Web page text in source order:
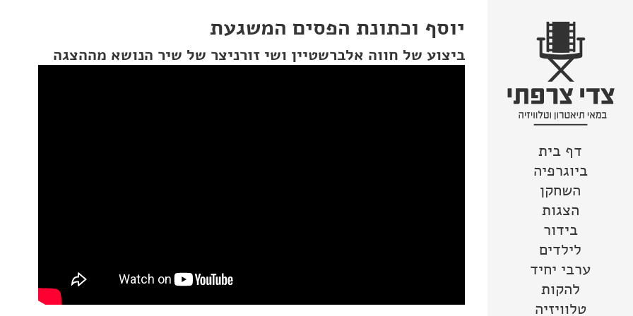
מפת האתר
הצהרת נגישות
לדלג לתוכןדף בית
ביוגרפיה
השחקן
הצגות
בידור
לילדים
ערבי יחיד
להקות
טלוויזיה
יוסף וכתונת הפסים המשגעת
ביצוע של חווה אלברשטיין ושי זורניצר של שיר הנושא מההצגה